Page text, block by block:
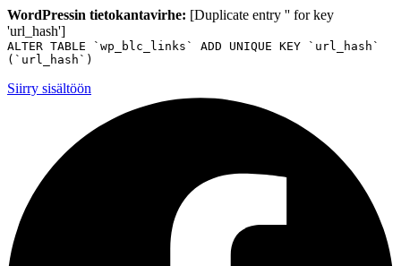
WordPressin tietokantavirhe: [Duplicate entry '' for key
'url_hash']
ALTER TABLE `wp_blc_links` ADD UNIQUE KEY `url_hash`
(`url_hash`)
Siirry sisältöön